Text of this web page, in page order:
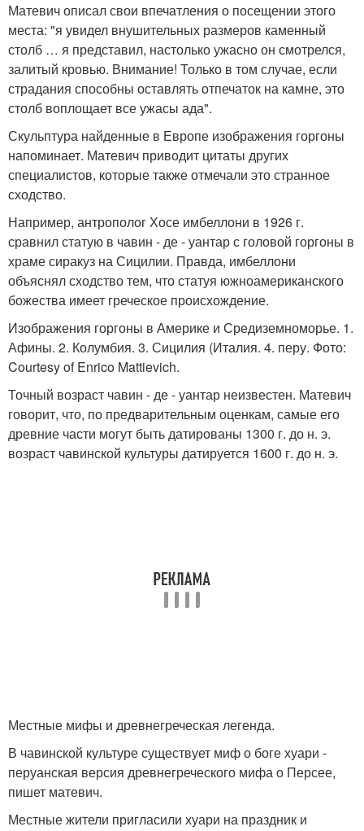
Матевич описал свои впечатления о посещении этого
места: "я увидел внушительных размеров каменный
столб … я представил, настолько ужасно он смотрелся,
залитый кровью. Внимание! Только в том случае, если
страдания способны оставлять отпечаток на камне, это
столб воплощает все ужасы ада".
Скульптура найденные в Европе изображения горгоны
напоминает. Матевич приводит цитаты других
специалистов, которые также отмечали это странное
сходство.
Например, антрополог Хосе имбеллони в 1926 г.
сравнил статую в чавин - де - уантар с головой горгоны в
храме сиракуз на Сицилии. Правда, имбеллони
объяснял сходство тем, что статуя южноамериканского
божества имеет греческое происхождение.
Изображения горгоны в Америке и Средиземноморье. 1.
Афины. 2. Колумбия. 3. Сицилия (Италия. 4. перу. Фото:
Courtesy of Enrico Mattievich.
Точный возраст чавин - де - уантар неизвестен. Матевич
говорит, что, по предварительным оценкам, самые его
древние части могут быть датированы 1300 г. до н. э.
возраст чавинской культуры датируется 1600 г. до н. э.
Местные мифы и древнегреческая легенда.
В чавинской культуре существует миф о боге хуари -
перуанская версия древнегреческого мифа о Персее,
пишет матевич.
Местные жители пригласили хуари на праздник и